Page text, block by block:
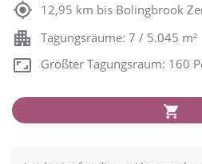
12,95 km bis Bolingbrook
Tagungsräume: 7 / 5.045 m²
Größter Tagungsraum: 160